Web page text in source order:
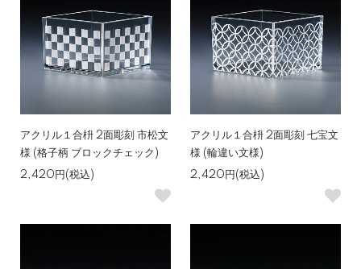
アクリル１合枡 2面彫刻 市松文
様 (格子柄 ブロックチェック)
2,420円(税込)
アクリル１合枡 2面彫刻 七宝文
様 (輪違い文様)
2,420円(税込)